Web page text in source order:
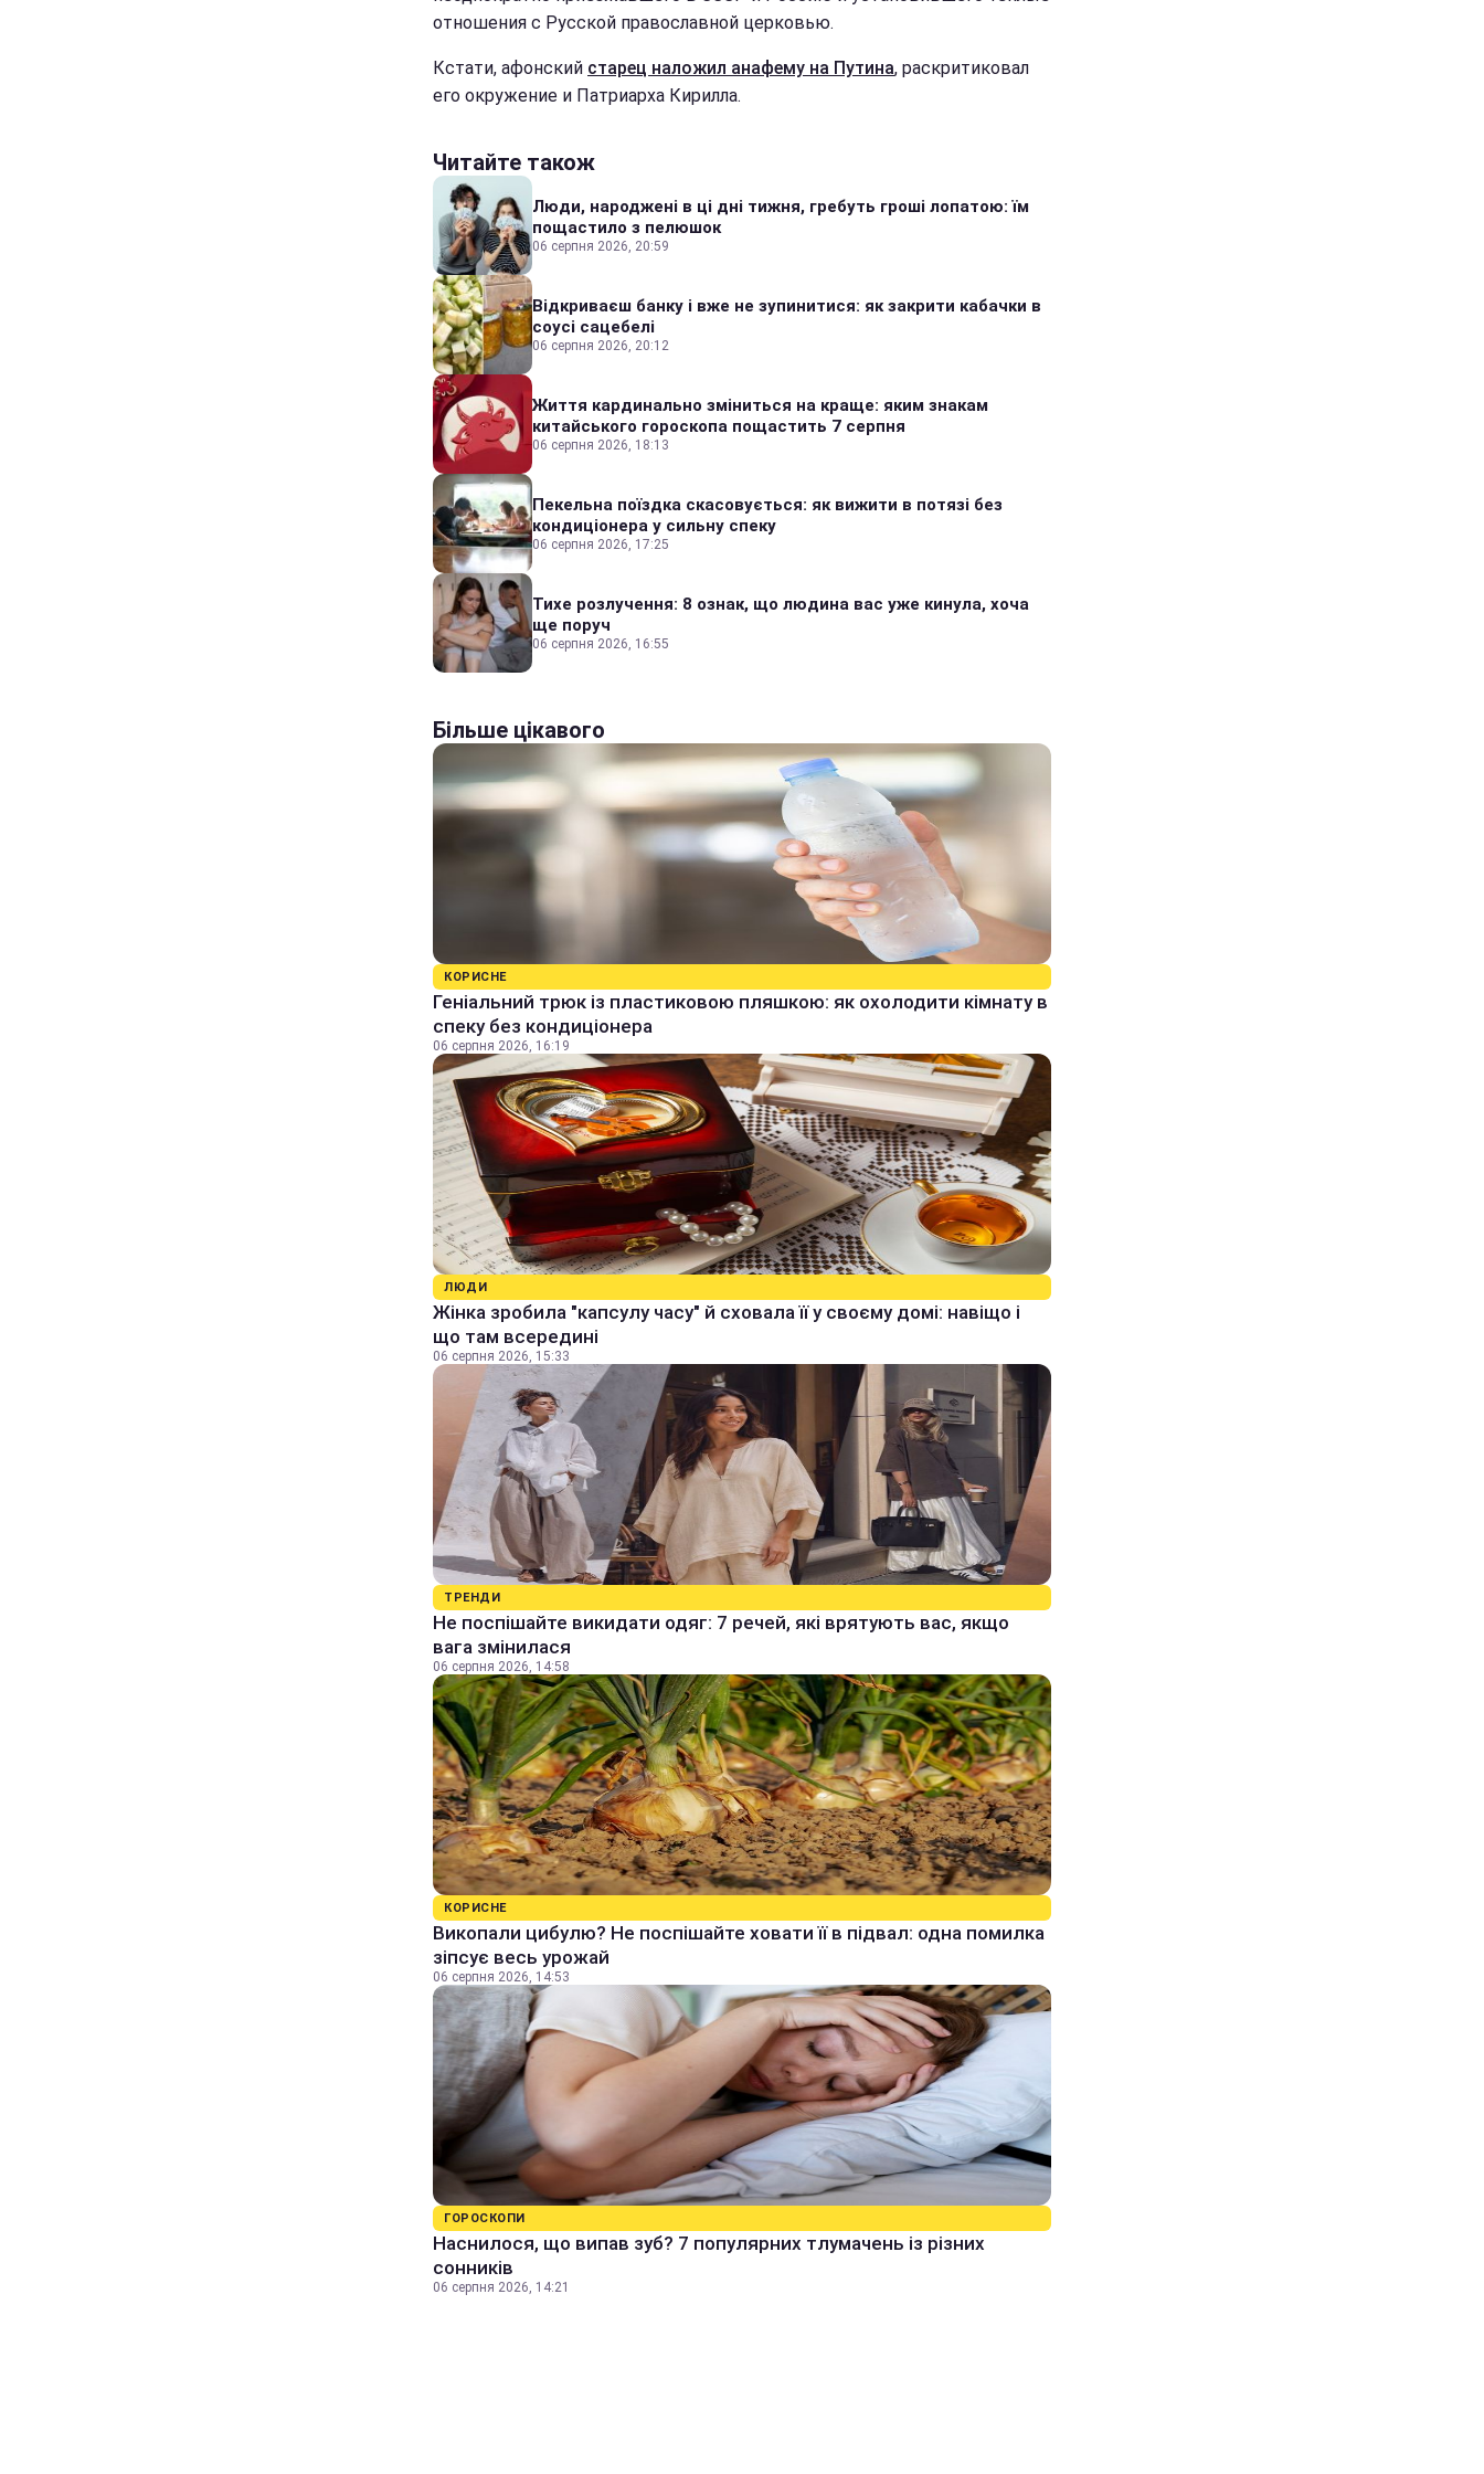
отношения с Русской православной церковью.
Кстати, афонский старец наложил анафему на Путина, раскритиковал
его окружение и Патриарха Кирилла.
Читайте також
Люди, народжені в ці дні тижня, гребуть гроші лопатою: їм
пощастило з пелюшок
06 серпня 2026, 20:59
Відкриваєш банку і вже не зупинитися: як закрити кабачки в
соусі сацебелі
06 серпня 2026, 20:12
Життя кардинально зміниться на краще: яким знакам
китайського гороскопа пощастить 7 серпня
06 серпня 2026, 18:13
Пекельна поїздка скасовується: як вижити в потязі без
кондиціонера у сильну спеку
06 серпня 2026, 17:25
Тихе розлучення: 8 ознак, що людина вас уже кинула, хоча
ще поруч
06 серпня 2026, 16:55
Більше цікавого
КОРИСНЕ
Геніальний трюк із пластиковою пляшкою: як охолодити кімнату в
спеку без кондиціонера
06 серпня 2026, 16:19
ЛЮДИ
Жінка зробила "капсулу часу" й сховала її у своєму домі: навіщо і
що там всередині
06 серпня 2026, 15:33
ТРЕНДИ
Не поспішайте викидати одяг: 7 речей, які врятують вас, якщо
вага змінилася
06 серпня 2026, 14:58
КОРИСНЕ
Викопали цибулю? Не поспішайте ховати її в підвал: одна помилка
зіпсує весь урожай
06 серпня 2026, 14:53
ГОРОСКОПИ
Наснилося, що випав зуб? 7 популярних тлумачень із різних
сонників
06 серпня 2026, 14:21